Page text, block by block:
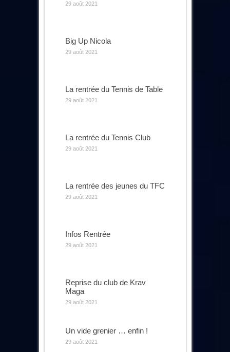
29 août 2021
Big Up Nicola
29 août 2021
La rentrée du Tennis de Table
29 août 2021
La rentrée du Tennis Club
29 août 2021
La rentrée des jeunes du TFC
29 août 2021
Infos Rentrée
29 août 2021
Reprise du club de Krav
Maga
29 août 2021
Un vide grenier … enfin !
29 août 2021